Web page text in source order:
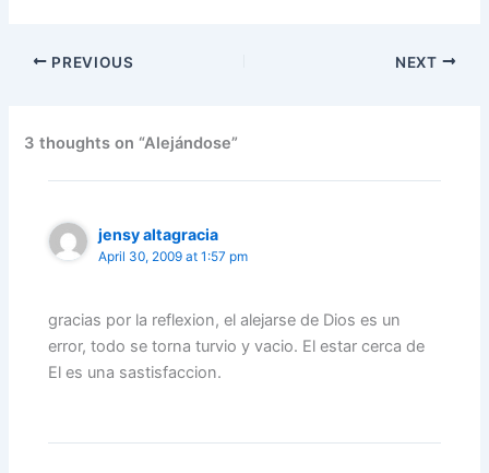
c
e
o
o
k
itt
er
n
p
ar
PREVIOUS NEXT
3 thoughts on “Alejándose”
jensy altagracia
April 30, 2009 at 1:57 pm
gracias por la reflexion, el alejarse de Dios es un
error, todo se torna turvio y vacio. El estar cerca de
El es una sastisfaccion.